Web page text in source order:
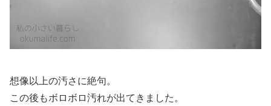
想像以上の汚さに絶句。
この後もボロボロ汚れが出てきました。